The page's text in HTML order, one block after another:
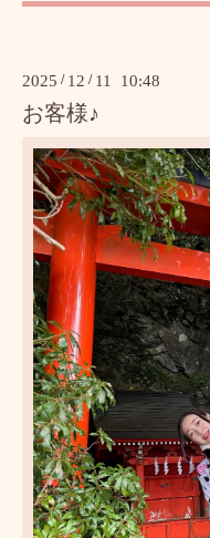
2025 / 12 / 11 10:48
お客様♪